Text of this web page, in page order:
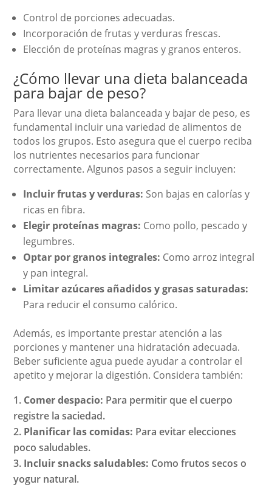
Control de porciones adecuadas.
Incorporación de frutas y verduras frescas.
Elección de proteínas magras y granos enteros.
¿Cómo llevar una dieta balanceada
para bajar de peso?
Para llevar una dieta balanceada y bajar de peso, es
fundamental incluir una variedad de alimentos de
todos los grupos. Esto asegura que el cuerpo reciba
los nutrientes necesarios para funcionar
correctamente. Algunos pasos a seguir incluyen:
Incluir frutas y verduras: Son bajas en calorías y
ricas en fibra.
Elegir proteínas magras: Como pollo, pescado y
legumbres.
Optar por granos integrales: Como arroz integral
y pan integral.
Limitar azúcares añadidos y grasas saturadas:
Para reducir el consumo calórico.
Además, es importante prestar atención a las
porciones y mantener una hidratación adecuada.
Beber suficiente agua puede ayudar a controlar el
apetito y mejorar la digestión. Considera también:
Comer despacio: Para permitir que el cuerpo
registre la saciedad.
Planificar las comidas: Para evitar elecciones
poco saludables.
Incluir snacks saludables: Como frutos secos o
yogur natural.